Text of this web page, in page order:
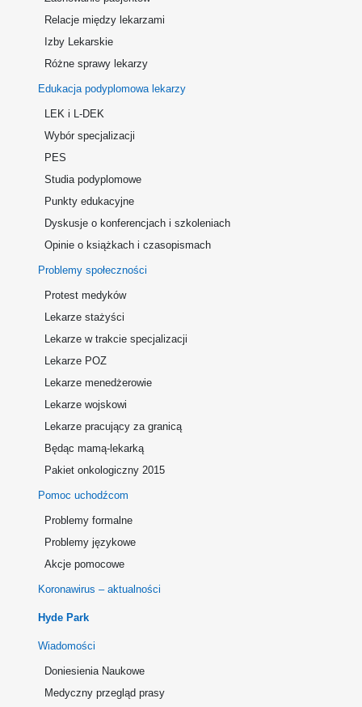
Relacje między lekarzami
Izby Lekarskie
Różne sprawy lekarzy
Edukacja podyplomowa lekarzy
LEK i L-DEK
Wybór specjalizacji
PES
Studia podyplomowe
Punkty edukacyjne
Dyskusje o konferencjach i szkoleniach
Opinie o książkach i czasopismach
Problemy społeczności
Protest medyków
Lekarze stażyści
Lekarze w trakcie specjalizacji
Lekarze POZ
Lekarze menedżerowie
Lekarze wojskowi
Lekarze pracujący za granicą
Będąc mamą-lekarką
Pakiet onkologiczny 2015
Pomoc uchodźcom
Problemy formalne
Problemy językowe
Akcje pomocowe
Koronawirus – aktualności
Hyde Park
Wiadomości
Doniesienia Naukowe
Medyczny przegląd prasy